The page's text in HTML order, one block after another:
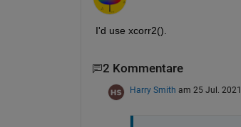
I'd use xcorr2().
2 Kommentare
Harry Smith am 25 Jul. 2021